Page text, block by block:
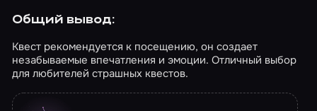
начинающим квестоманам, только вставших
на тернистый путь хоррор-тематики, а
знание сюжета фильма несомненно повысит
интерес к прохождению и станет
замечательным дополнением к истории
«Острова проклятых». Дата создания обзора:
2 августа 2018 года
Общий вывод:
Квест рекомендуется к посещению, он создает
незабываемые впечатления и эмоции. Отличный выбор
для любителей страшных квестов.